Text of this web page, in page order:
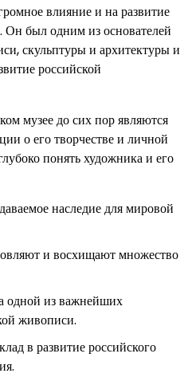
влияние и на развитие
Он был одним из основателей
скульптуры и архитектуры и
российской
музее до сих пор являются
о его творчестве и личной
понять художника и его
наследие для мировой
и восхищают множество
одной из важнейших
живописи.
в развитие российского